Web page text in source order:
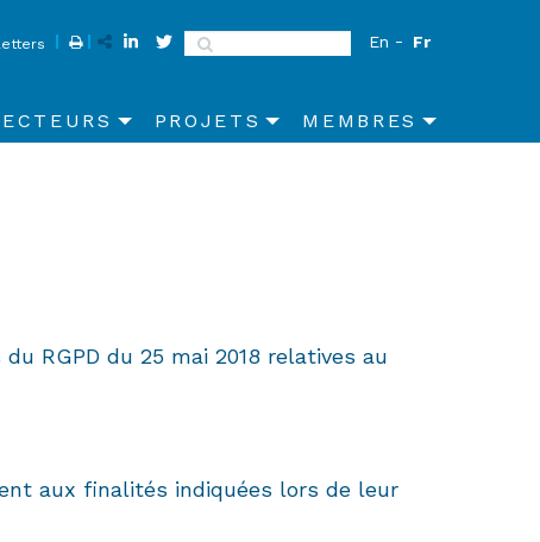
Search En Fr
PROJETS MEMBRES
RGPD du 25 mai 2018 relatives au
aux finalités indiquées lors de leur